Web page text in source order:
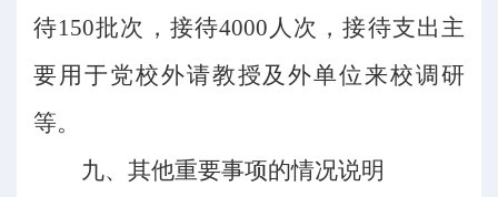
待150批次，接待4000人次，接待支出主
要用于党校外请教授及外单位来校调研
等。
九、 其他重要事项的情况说明